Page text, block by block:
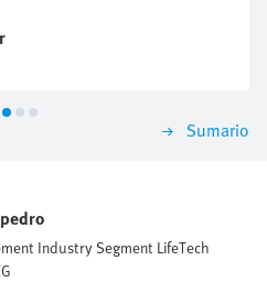
Sumario
Industry Segment LifeTech